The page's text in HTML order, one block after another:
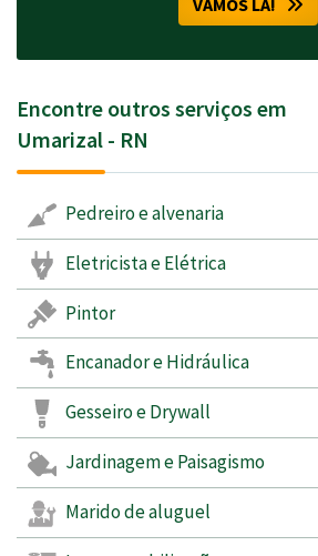
Encontre outros serviços em
Umarizal - RN
Pedreiro e alvenaria
Eletricista e Elétrica
Pintor
Encanador e Hidráulica
Gesseiro e Drywall
Jardinagem e Paisagismo
Marido de aluguel